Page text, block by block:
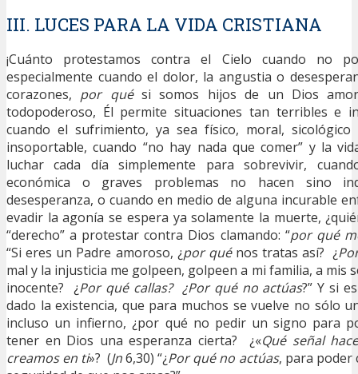
III. LUCES PARA LA VIDA CRISTIANA
¡Cuánto protestamos contra el Cielo cuando no
especialmente cuando el dolor, la angustia o
corazones, por quési somos hijos de un Dios
todopoderoso, Él permite situaciones tan terribles e
cuando el sufrimiento, ya sea físico, moral,
insoportable, cuando “no hay nada que comer” y la
luchar cada día simplemente para sobrevivir,
económica o graves problemas no hacen sino
desesperanza, o cuando en medio de alguna incurable
evadir la agonía se espera ya solamente la muerte,
“derecho” a protestar contra Dios clamando: “por qué
“Si eres un Padre amoroso, ¿por quénos tratas así? ¿
mal y la injusticia me golpeen, golpeen a mi familia, a mis
inocente? ¿Por qué callas? ¿Por qué no actúas?” Y si
dado la existencia, que para muchos se vuelve no sólo
incluso un infierno, ¿por qué no pedir un signo para
tener en Dios una esperanza cierta? ¿«Qué señal
creamos en ti»? (Jn6,30) “¿Por qué no actúas, para poder